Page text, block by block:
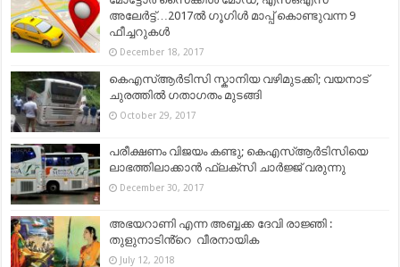
അലേര്‍ട്ട്…2017ല്‍ ഗൂഗിള്‍ മാപ്പ് കൊണ്ടുവന്ന 9
ഫീച്ചറുകള്‍
December 18, 2017
കെഎസ്ആർടിസി സ്കാനിയ വഴിമുടക്കി; വയനാട്
ചുരത്തില്‍ ഗതാഗതം മുടങ്ങി
October 29, 2017
പരീക്ഷണം വിജയം കണ്ടു; കെഎസ്ആർടിസിയെ
ലാഭത്തിലാക്കാൻ ഫ്ലക്സി ചാർജ്ജ് വരുന്നു
December 30, 2017
അഭയറാണി എന്ന അബ്ബക്ക ദേവി രാജ്ഞി :
തുളുനാടിൻ്റെ വീരനായിക
July 12, 2018